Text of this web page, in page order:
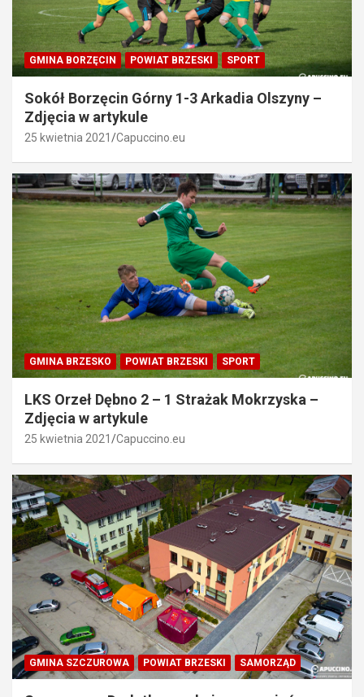
GMINA BORZĘCIN POWIAT BRZESKI SPORT
Sokół Borzęcin Górny 1-3 Arkadia Olszyny –
Zdjęcia w artykule
25 kwietnia 2021 Capuccino.eu
GMINA BRZESKO POWIAT BRZESKI SPORT
LKS Orzeł Dębno 2 – 1 Strażak Mokrzyska –
Zdjęcia w artykule
25 kwietnia 2021 Capuccino.eu
GMINA SZCZUROWA POWIAT BRZESKI SAMORZĄD